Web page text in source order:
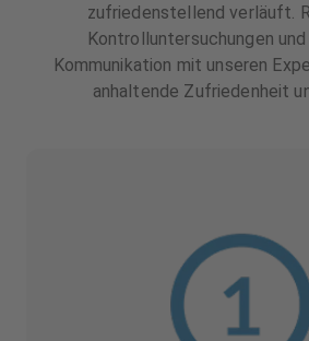
zufriedenstellend verläuft.
Kontrolluntersuchungen
Kommunikation mit unseren
anhaltende Zufriedenheit